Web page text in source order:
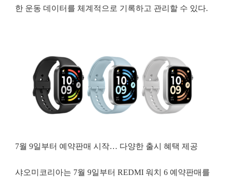
한 운동 데이터를 체계적으로 기록하고 관리할 수 있다.
7월 9일부터 예약판매 시작… 다양한 출시 혜택 제공
샤오미코리아는 7월 9일부터 REDMI 워치 6 예약판매를